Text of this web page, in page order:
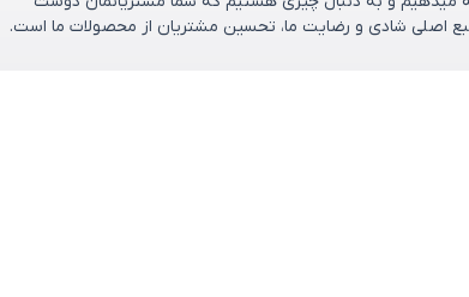
ونسل در سال ۱۴۰۰ تأسیس شده است.منبع اصلی شادی و رضایت ما، تحسین مشتریان از محصولات ما است.